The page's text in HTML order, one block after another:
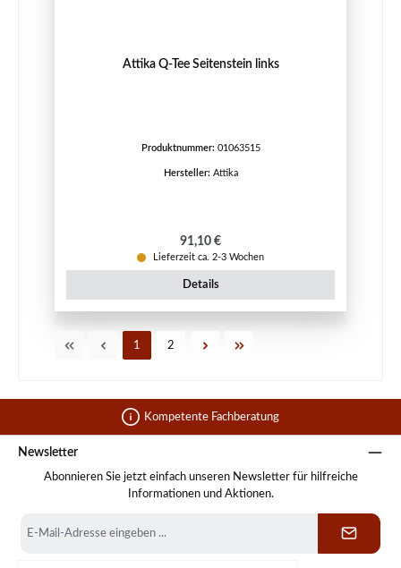
Attika Q-Tee Seitenstein links
Produktnummer: 01063515
Hersteller: Attika
Regulärer Preis:
91,10 €
Lieferzeit ca. 2-3 Wochen
Details
Seite
1 Seite
2
Kompetente Fachberatung
Newsletter
Abonnieren Sie jetzt einfach unseren Newsletter für hilfreiche
Informationen und Aktionen.
Mail-